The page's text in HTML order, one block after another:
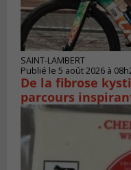
SAINT-LAMBERT
Publié le 5 août 2026 à
De la fibrose
parcours